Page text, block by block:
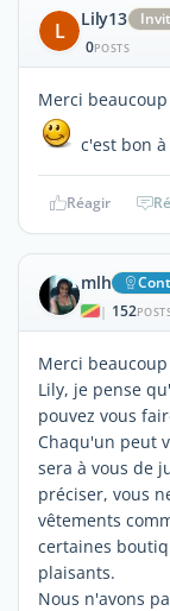
L Lily13
0POSTS
Merci
c'est bon
Réagir
mlh
| 152
Merci
Lily, je pense
pouvez vous
Chaqu'un peut
sera à vous de
préciser, vous
vêtements
certaines
plaisants.
Nous n'avons